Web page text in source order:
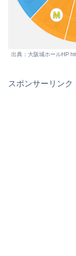
出典：大阪城ホールHP
スポンサーリンク